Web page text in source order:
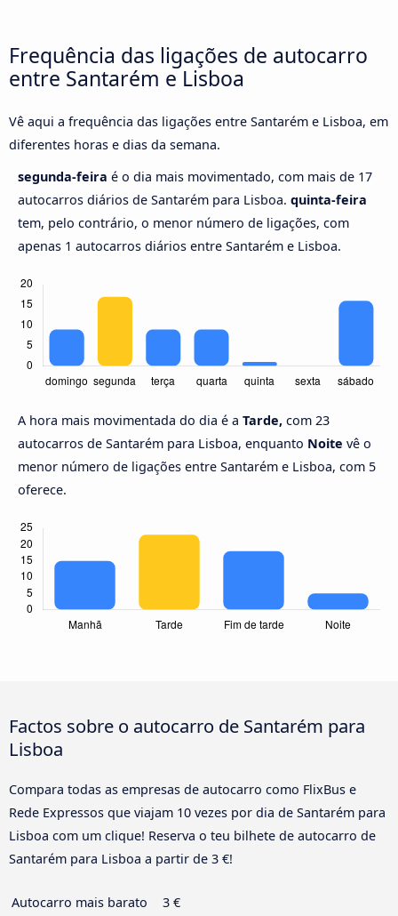
Frequência das ligações de autocarro
entre Santarém e Lisboa
Vê aqui a frequência das ligações entre Santarém e Lisboa, em
diferentes horas e dias da semana.
segunda-feira é o dia mais movimentado, com mais de 17
autocarros diários de Santarém para Lisboa. quinta-feira
tem, pelo contrário, o menor número de ligações, com
apenas 1 autocarros diários entre Santarém e Lisboa.
A hora mais movimentada do dia é a Tarde, com 23
autocarros de Santarém para Lisboa, enquanto Noite vê o
menor número de ligações entre Santarém e Lisboa, com 5
oferece.
Factos sobre o autocarro de Santarém para
Lisboa
Compara todas as empresas de autocarro como FlixBus e
Rede Expressos que viajam 10 vezes por dia de Santarém para
Lisboa com um clique! Reserva o teu bilhete de autocarro de
Santarém para Lisboa a partir de 3 €!
Autocarro mais barato
3 €